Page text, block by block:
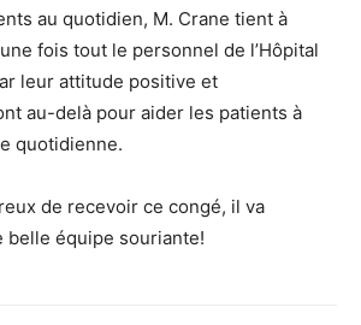
au quotidien, M. Crane tient à
fois tout le personnel de l’Hôpital
leur attitude positive et
au-delà pour aider les patients à
quotidienne.
de recevoir ce congé, il va
belle équipe souriante!